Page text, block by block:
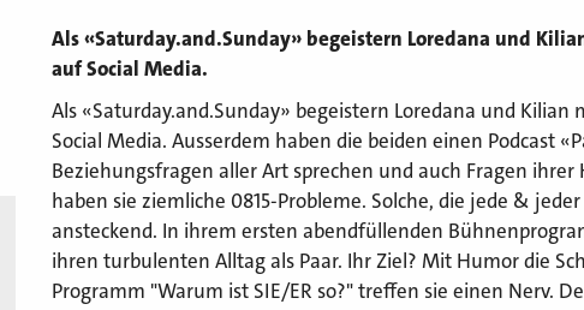
Als «Saturday.and.Sunday» begeistern Loredana und
auf Social Media.
Als «Saturday.and.Sunday» begeistern Loredana und
Social Media. Ausserdem haben die beiden einen Podcast
Beziehungsfragen aller Art sprechen und auch Fragen
haben sie ziemliche 0815-Probleme. Solche, die jede &
ansteckend. In ihrem ersten abendfüllenden
ihren turbulenten Alltag als Paar. Ihr Ziel? Mit Humor die
Programm "Warum ist SIE/ER so?" treffen sie einen Nerv.